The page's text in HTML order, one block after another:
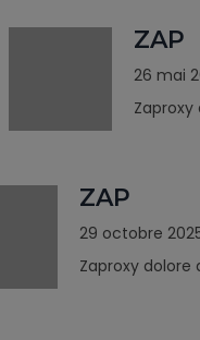
ZAP
26 mai
ZAP
29 octobre
Zaproxy